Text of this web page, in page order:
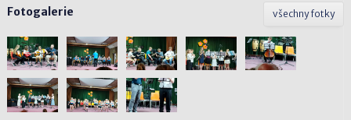
všechny fotky
Fotogalerie